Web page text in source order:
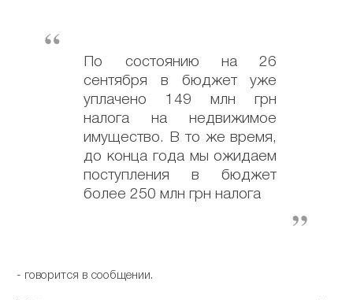
По состоянию на 26
сентября в бюджет уже
уплачено 149 млн грн
налога на недвижимое
имущество. В то же время,
до конца года мы ожидаем
поступления в бюджет
более 250 млн грн налога
- говорится в сообщении.